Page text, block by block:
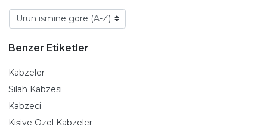
Benzer Etiketler
Kabzeler
Silah Kabzesi
Kabzeci
Kişiye Özel Kabzeler